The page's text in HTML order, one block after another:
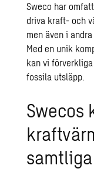
Sweco har
driva kraft- och
men även i
Med en unik
kan vi
fossila utsläpp.
Swecos